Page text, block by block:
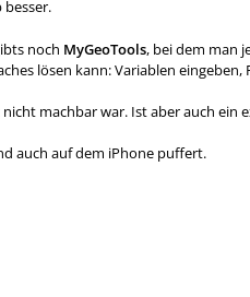
noch MyGeoTools, bei dem man
lösen kann: Variablen eingeben,
machbar war. Ist aber auch ein
auch auf dem iPhone puffert.